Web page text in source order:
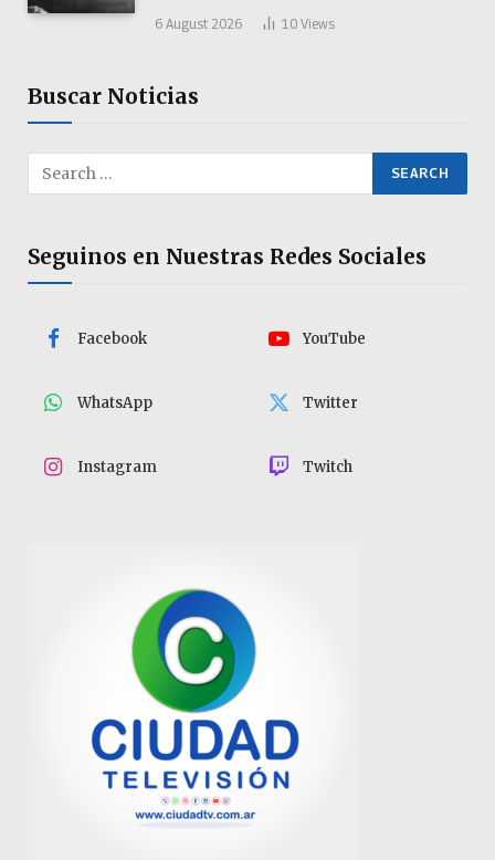
6 August 2026 10 Views
Buscar Noticias
Seguinos en Nuestras Redes Sociales
Facebook YouTube
WhatsApp Twitter
Instagram Twitch